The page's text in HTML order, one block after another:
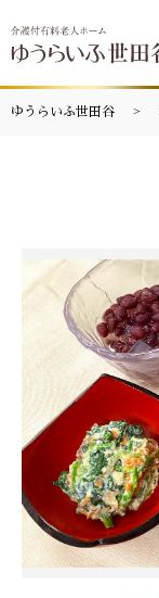
ゆうらいふ世田谷